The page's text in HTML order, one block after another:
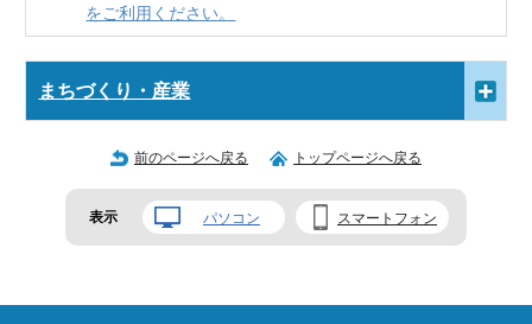
をご利用ください。
まちづくり・産業
前のページへ戻る トップページへ戻る
表示 パソコン スマートフォン